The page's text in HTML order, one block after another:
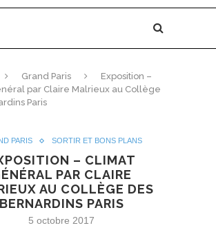
Grand Paris
Exposition –
par Claire Malrieux au Collège
Paris
PARIS SORTIR ET BONS PLANS
– CLIMAT
PAR CLAIRE
AU COLLÈGE DES
BERNARDINS PARIS
5 octobre 2017